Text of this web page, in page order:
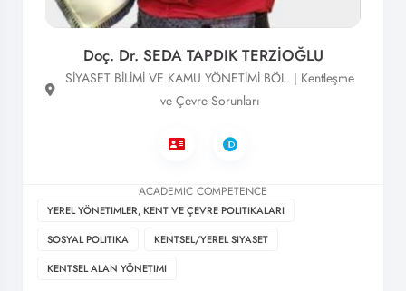
Doç. Dr. SEDA TAPDIK TERZİOĞLU
SİYASET BİLİMİ VE KAMU YÖNETİMİ BÖL. | Kentleşme
ve Çevre Sorunları
ACADEMIC COMPETENCE
YEREL YÖNETIMLER, KENT VE ÇEVRE POLITIKALARI
SOSYAL POLITIKA
KENTSEL/YEREL SIYASET
KENTSEL ALAN YÖNETIMI